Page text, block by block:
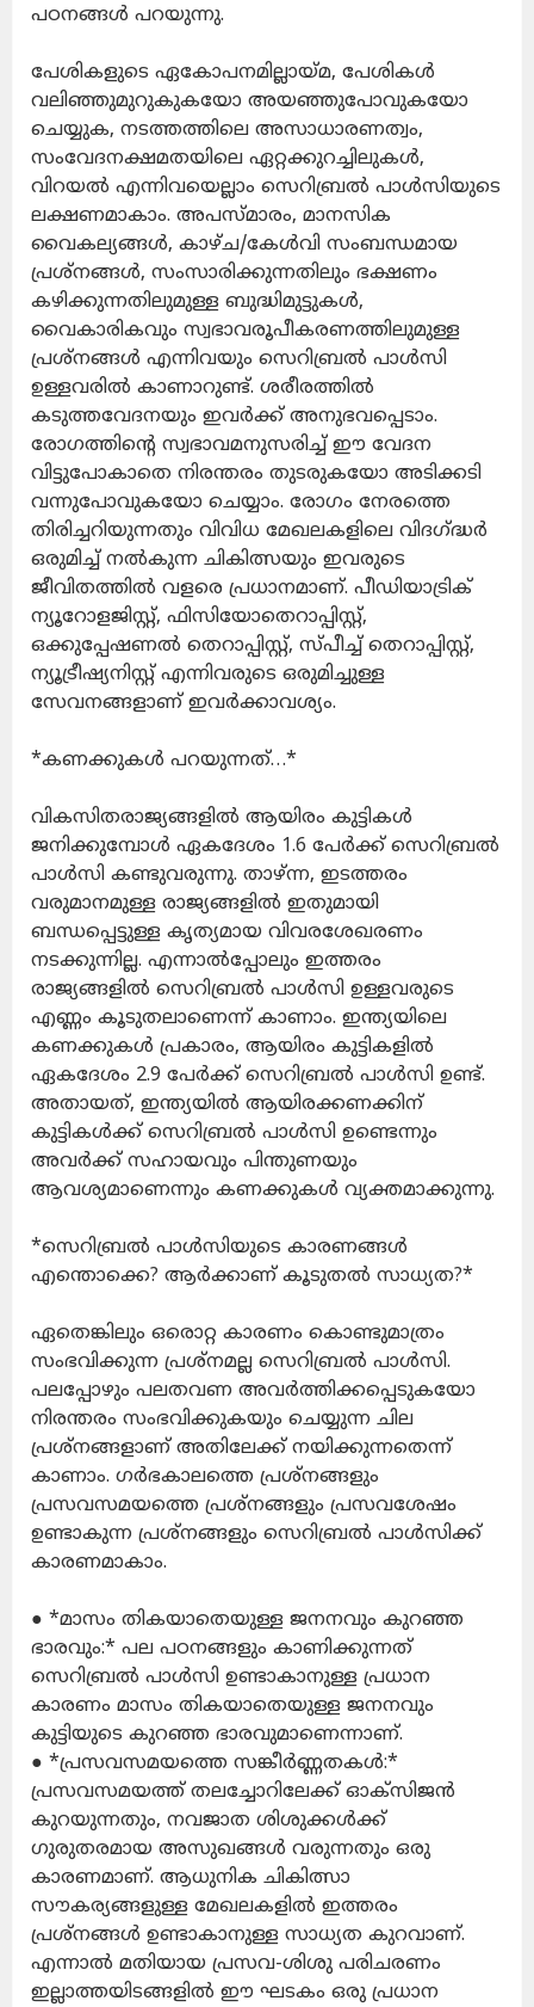
പഠനങ്ങൾ പറയുന്നു.
പേശികളുടെ ഏകോപനമില്ലായ്മ, പേശികൾ
വലിഞ്ഞുമുറുകുകയോ അയഞ്ഞുപോവുകയോ
ചെയ്യുക, നടത്തത്തിലെ അസാധാരണത്വം,
സംവേദനക്ഷമതയിലെ ഏറ്റക്കുറച്ചിലുകൾ,
വിറയൽ എന്നിവയെല്ലാം സെറിബ്രൽ പാൾസിയുടെ
ലക്ഷണമാകാം. അപസ്മാരം, മാനസിക
വൈകല്യങ്ങൾ, കാഴ്ച/കേൾവി സംബന്ധമായ
പ്രശ്നങ്ങൾ, സംസാരിക്കുന്നതിലും ഭക്ഷണം
കഴിക്കുന്നതിലുമുള്ള ബുദ്ധിമുട്ടുകൾ,
വൈകാരികവും സ്വഭാവരൂപീകരണത്തിലുമുള്ള
പ്രശ്നങ്ങൾ എന്നിവയും സെറിബ്രൽ പാൾസി
ഉള്ളവരിൽ കാണാറുണ്ട്. ശരീരത്തിൽ
കടുത്തവേദനയും ഇവർക്ക് അനുഭവപ്പെടാം.
രോഗത്തിന്റെ സ്വഭാവമനുസരിച്ച് ഈ വേദന
വിട്ടുപോകാതെ നിരന്തരം തുടരുകയോ അടിക്കടി
വന്നുപോവുകയോ ചെയ്യാം. രോഗം നേരത്തെ
തിരിച്ചറിയുന്നതും വിവിധ മേഖലകളിലെ വിദഗ്ദ്ധർ
ഒരുമിച്ച് നൽകുന്ന ചികിത്സയും ഇവരുടെ
ജീവിതത്തിൽ വളരെ പ്രധാനമാണ്. പീഡിയാട്രിക്
ന്യൂറോളജിസ്റ്റ്, ഫിസിയോതെറാപ്പിസ്റ്റ്,
ഒക്കുപ്പേഷണൽ തെറാപ്പിസ്റ്റ്, സ്പീച്ച് തെറാപ്പിസ്റ്റ്,
ന്യൂട്രീഷ്യനിസ്റ്റ് എന്നിവരുടെ ഒരുമിച്ചുള്ള
സേവനങ്ങളാണ് ഇവർക്കാവശ്യം.
*കണക്കുകൾ പറയുന്നത്…*
വികസിതരാജ്യങ്ങളിൽ ആയിരം കുട്ടികൾ
ജനിക്കുമ്പോൾ ഏകദേശം 1.6 പേർക്ക് സെറിബ്രൽ
പാൾസി കണ്ടുവരുന്നു. താഴ്ന്ന, ഇടത്തരം
വരുമാനമുള്ള രാജ്യങ്ങളിൽ ഇതുമായി
ബന്ധപ്പെട്ടുള്ള കൃത്യമായ വിവരശേഖരണം
നടക്കുന്നില്ല. എന്നാൽപ്പോലും ഇത്തരം
രാജ്യങ്ങളിൽ സെറിബ്രൽ പാൾസി ഉള്ളവരുടെ
എണ്ണം കൂടുതലാണെന്ന് കാണാം. ഇന്ത്യയിലെ
കണക്കുകൾ പ്രകാരം, ആയിരം കുട്ടികളിൽ
ഏകദേശം 2.9 പേർക്ക് സെറിബ്രൽ പാൾസി ഉണ്ട്.
അതായത്, ഇന്ത്യയിൽ ആയിരക്കണക്കിന്
കുട്ടികൾക്ക് സെറിബ്രൽ പാൾസി ഉണ്ടെന്നും
അവർക്ക് സഹായവും പിന്തുണയും
ആവശ്യമാണെന്നും കണക്കുകൾ വ്യക്തമാക്കുന്നു.
*സെറിബ്രൽ പാൾസിയുടെ കാരണങ്ങൾ
എന്തൊക്കെ? ആർക്കാണ് കൂടുതൽ സാധ്യത?*
ഏതെങ്കിലും ഒരൊറ്റ കാരണം കൊണ്ടുമാത്രം
സംഭവിക്കുന്ന പ്രശ്നമല്ല സെറിബ്രൽ പാൾസി.
പലപ്പോഴും പലതവണ അവർത്തിക്കപ്പെടുകയോ
നിരന്തരം സംഭവിക്കുകയും ചെയ്യുന്ന ചില
പ്രശ്നങ്ങളാണ് അതിലേക്ക് നയിക്കുന്നതെന്ന്
കാണാം. ഗർഭകാലത്തെ പ്രശ്നങ്ങളും
പ്രസവസമയത്തെ പ്രശ്നങ്ങളും പ്രസവശേഷം
ഉണ്ടാകുന്ന പ്രശ്നങ്ങളും സെറിബ്രൽ പാൾസിക്ക്
കാരണമാകാം.
● *മാസം തികയാതെയുള്ള ജനനവും കുറഞ്ഞ
ഭാരവും:* പല പഠനങ്ങളും കാണിക്കുന്നത്
സെറിബ്രൽ പാൾസി ഉണ്ടാകാനുള്ള പ്രധാന
കാരണം മാസം തികയാതെയുള്ള ജനനവും
കുട്ടിയുടെ കുറഞ്ഞ ഭാരവുമാണെന്നാണ്.
● *പ്രസവസമയത്തെ സങ്കീർണ്ണതകൾ:*
പ്രസവസമയത്ത് തലച്ചോറിലേക്ക് ഓക്സിജൻ
കുറയുന്നതും, നവജാത ശിശുക്കൾക്ക്
ഗുരുതരമായ അസുഖങ്ങൾ വരുന്നതും ഒരു
കാരണമാണ്. ആധുനിക ചികിത്സാ
സൗകര്യങ്ങളുള്ള മേഖലകളിൽ ഇത്തരം
പ്രശ്നങ്ങൾ ഉണ്ടാകാനുള്ള സാധ്യത കുറവാണ്.
എന്നാൽ മതിയായ പ്രസവ-ശിശു പരിചരണം
ഇല്ലാത്തയിടങ്ങളിൽ ഈ ഘടകം ഒരു പ്രധാന